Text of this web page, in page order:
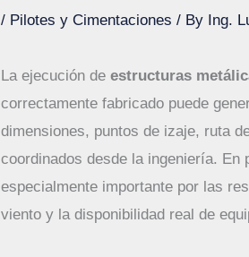
/ Pilotes y Cimentaciones / By Ing.
La ejecución deestructuras
correctamente fabricado puede
dimensiones, puntos de izaje, ruta
coordinados desde la ingeniería.
especialmente importante por las
viento y la disponibilidad real de